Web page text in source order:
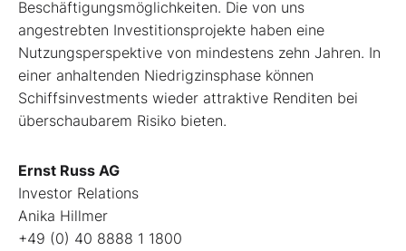
Beschäftigungsmöglichkeiten. Die von uns
angestrebten Investitionsprojekte haben eine
Nutzungsperspektive von mindestens zehn Jahren. In
einer anhaltenden Niedrigzinsphase können
Schiffsinvestments wieder attraktive Renditen bei
überschaubarem Risiko bieten.
Ernst Russ AG
Investor Relations
Anika Hillmer
+49 (0) 40 8888 1 1800